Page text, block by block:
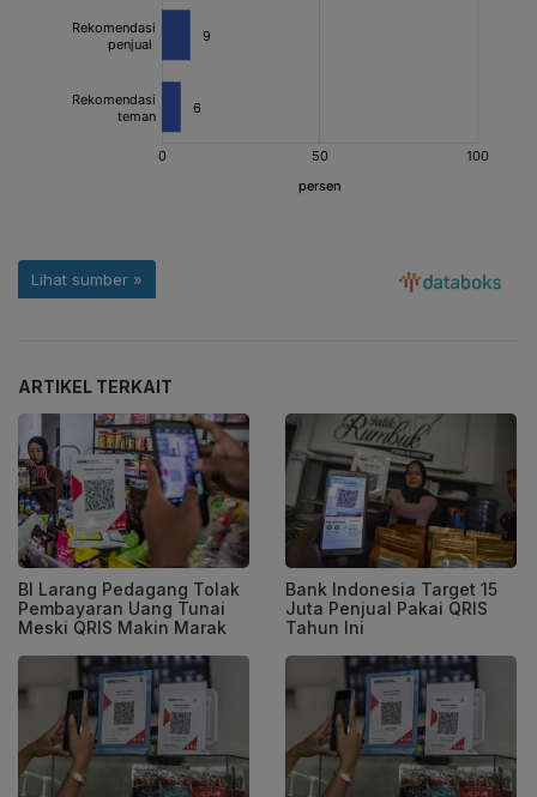
ARTIKEL TERKAIT
BI Larang Pedagang Tolak
Pembayaran Uang Tunai
Meski QRIS Makin Marak
Bank Indonesia Target 15
Juta Penjual Pakai QRIS
Tahun Ini